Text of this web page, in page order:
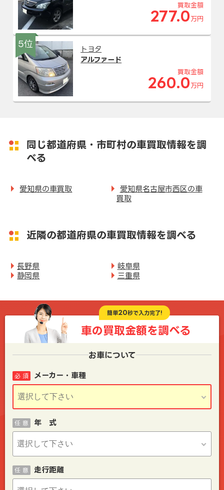
買取金額
277.0 万円
5位
トヨタ
アルファード
買取金額
260.0 万円
同じ都道府県・市町村の車買取情報を調
べる
愛知県の車買取
愛知県名古屋市西区の車
買取
近隣の都道府県の車買取情報を調べる
長野県
岐阜県
静岡県
三重県
簡単20秒で入力完了!
車の買取金額を調べる
お車について
メーカー・車種
必 須
年 式
任 意
走行距離
任 意